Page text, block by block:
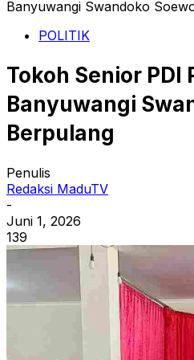
Banyuwangi Swandoko
POLITIK
Tokoh Senior PDI
Banyuwangi
Berpulang
Penulis
Redaksi MaduTV
-
Juni 1, 2026
139